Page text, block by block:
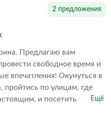
2 предложения
Предлагаю вам
свободное время и
впечатления! Окунуться в
пройтись по улицам, где
и посетить
Ещё